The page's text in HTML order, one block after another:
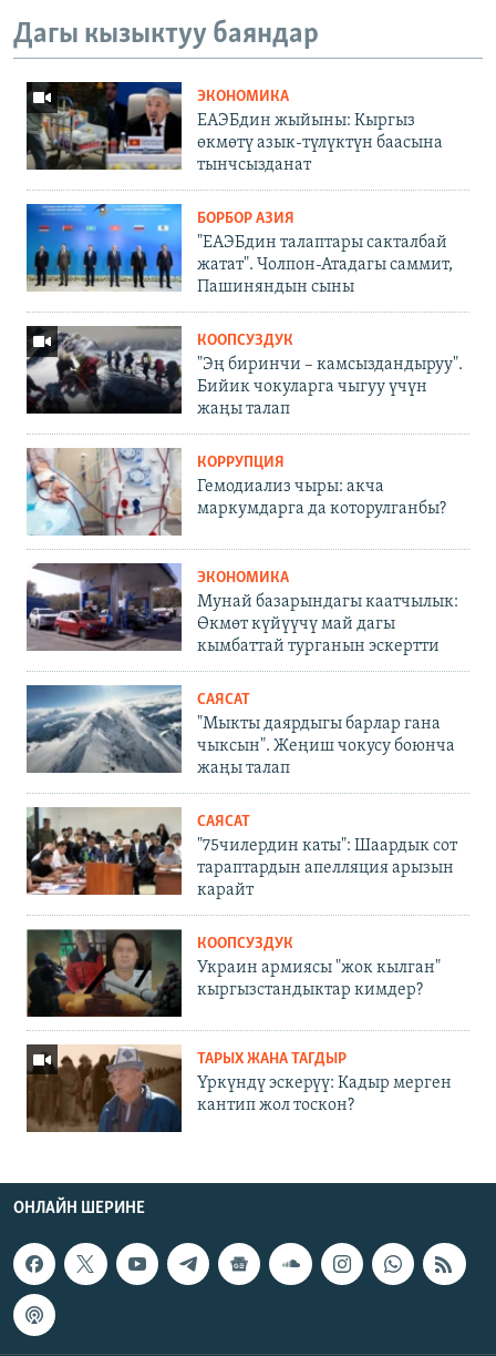
Дагы кызыктуу баяндар
ЭКОНОМИКА
ЕАЭБдин жыйыны: Кыргыз
өкмөтү азык-түлүктүн баасына
тынчсызданат
БОРБОР АЗИЯ
"ЕАЭБдин талаптары сакталбай
жатат". Чолпон-Атадагы саммит,
Пашиняндын сыны
КООПСУЗДУК
"Эң биринчи – камсыздандыруу".
Бийик чокуларга чыгуу үчүн
жаңы талап
КОРРУПЦИЯ
Гемодиализ чыры: акча
маркумдарга да которулганбы?
ЭКОНОМИКА
Мунай базарындагы каатчылык:
Өкмөт күйүүчү май дагы
кымбаттай турганын эскертти
САЯСАТ
"Мыкты даярдыгы барлар гана
чыксын". Жеңиш чокусу боюнча
жаңы талап
САЯСАТ
"75чилердин каты": Шаардык сот
тараптардын апелляция арызын
карайт
КООПСУЗДУК
Украин армиясы "жок кылган"
кыргызстандыктар кимдер?
ТАРЫХ ЖАНА ТАГДЫР
Үркүндү эскерүү: Кадыр мерген
кантип жол тоскон?
ОНЛАЙН ШЕРИНЕ